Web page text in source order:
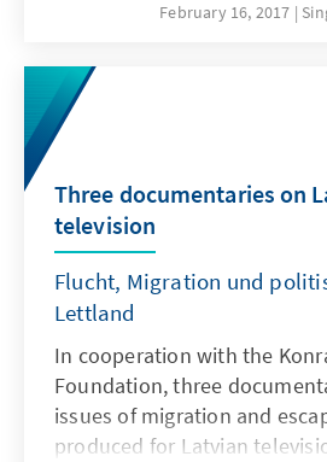
February 16, 2017
Three documentaries on
television
Flucht, Migration und
Lettland
In cooperation with the
Foundation, three
issues of migration and
produced for Latvian